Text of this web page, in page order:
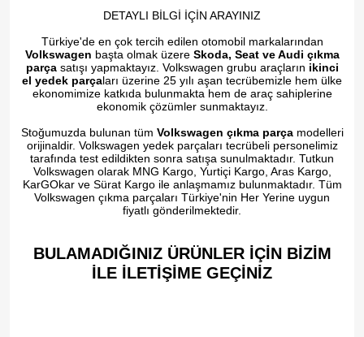
DETAYLI BİLGİ İÇİN ARAYINIZ
Türkiye'de en çok tercih edilen otomobil markalarından
Volkswagen başta olmak üzere Skoda, Seat ve Audi çıkma
parçasatışı yapmaktayız. Volkswagen grubu araçların ikinci
el yedek parçaları üzerine 25 yılı aşan tecrübemizle hem ülke
ekonomimize katkıda bulunmakta hem de araç sahiplerine
ekonomik çözümler sunmaktayız.
Stoğumuzda bulunan tüm Volkswagen çıkma parçamodelleri
orijinaldir. Volkswagen yedek parçaları tecrübeli personelimiz
tarafında test edildikten sonra satışa sunulmaktadır. Tutkun
Volkswagen olarak MNG Kargo, Yurtiçi Kargo, Aras Kargo,
KarGOkar ve Sürat Kargo ile anlaşmamız bulunmaktadır. Tüm
Volkswagen çıkma parçaları Türkiye'nin Her Yerine uygun
fiyatlı gönderilmektedir.
BULAMADIĞINIZ ÜRÜNLER İÇİN BİZİM
İLE İLETİŞİME GEÇİNİZ​